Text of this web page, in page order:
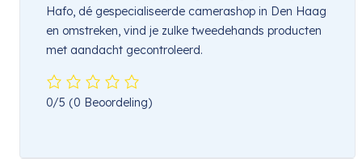
Hafo, dé gespecialiseerde camerashop in Den Haag
en omstreken, vind je zulke tweedehands producten
met aandacht gecontroleerd.
0/5 (0 Beoordeling)